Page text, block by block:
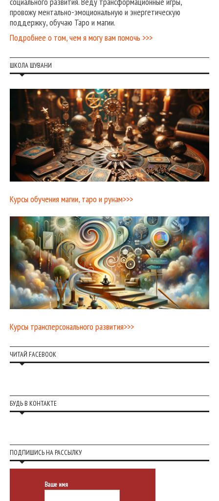
провожу ментально-эмоциональную и энергетическую
поддержку, обучаю Таро и магии.
Подробнее о том, чем я могу вам помочь >>>
ШКОЛА ШУВАНИ
Курсы обучения магии, таро и рунам>>>
Курсы трансперсонального развития>>>
ЧИТАЙ FACEBOOK
БУДЬ В КОНТАКТЕ
ПОДПИШИСЬ НА РАССЫЛКУ
Ваше имя